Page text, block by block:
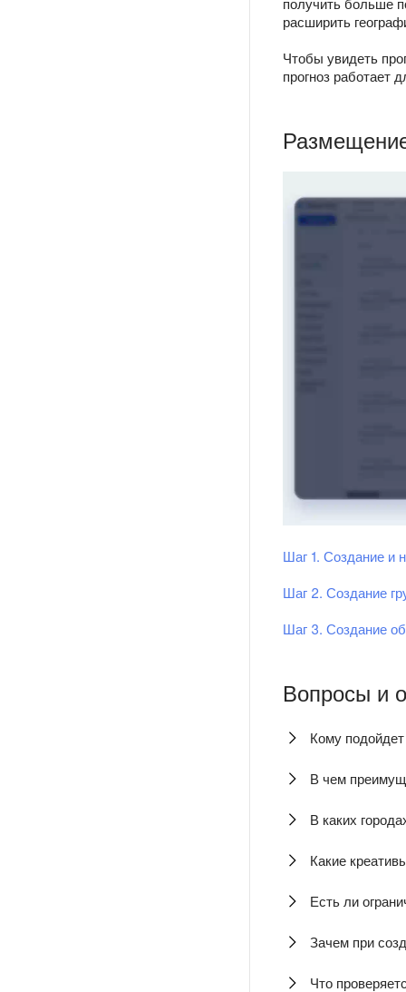
расширить
Чтобы увидеть
прогноз работает
Шаг 1. Создание и
Шаг 2. Создание
Шаг 3. Создание
Вопросы и
Кому
В чем
В каких
Какие
Есть ли
Зачем при
Что